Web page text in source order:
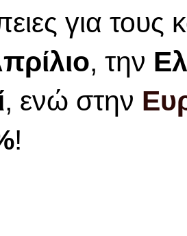
για τους
, την
, ενώ στην
!